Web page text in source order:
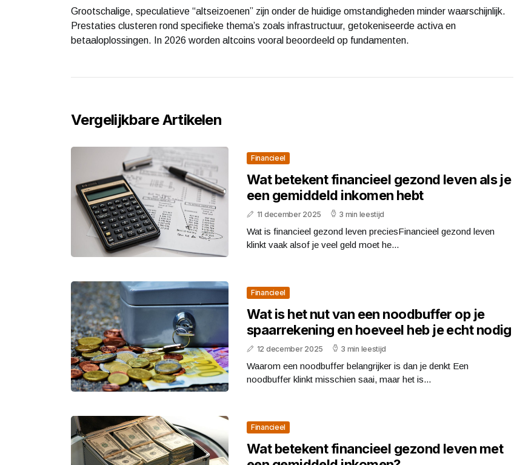
Grootschalige, speculatieve “altseizoenen” zijn onder de huidige omstandigheden minder waarschijnlijk.
Prestaties clusteren rond specifieke thema’s zoals infrastructuur, getokeniseerde activa en
betaaloplossingen. In 2026 worden altcoins vooral beoordeeld op fundamenten.
Vergelijkbare Artikelen
Financieel
Wat betekent financieel gezond leven als je
een gemiddeld inkomen hebt
11 december 2025 3 min leestijd
Wat is financieel gezond leven preciesFinancieel gezond leven
klinkt vaak alsof je veel geld moet he...
Financieel
Wat is het nut van een noodbuffer op je
spaarrekening en hoeveel heb je echt nodig
12 december 2025 3 min leestijd
Waarom een noodbuffer belangrijker is dan je denkt Een
noodbuffer klinkt misschien saai, maar het is...
Financieel
Wat betekent financieel gezond leven met